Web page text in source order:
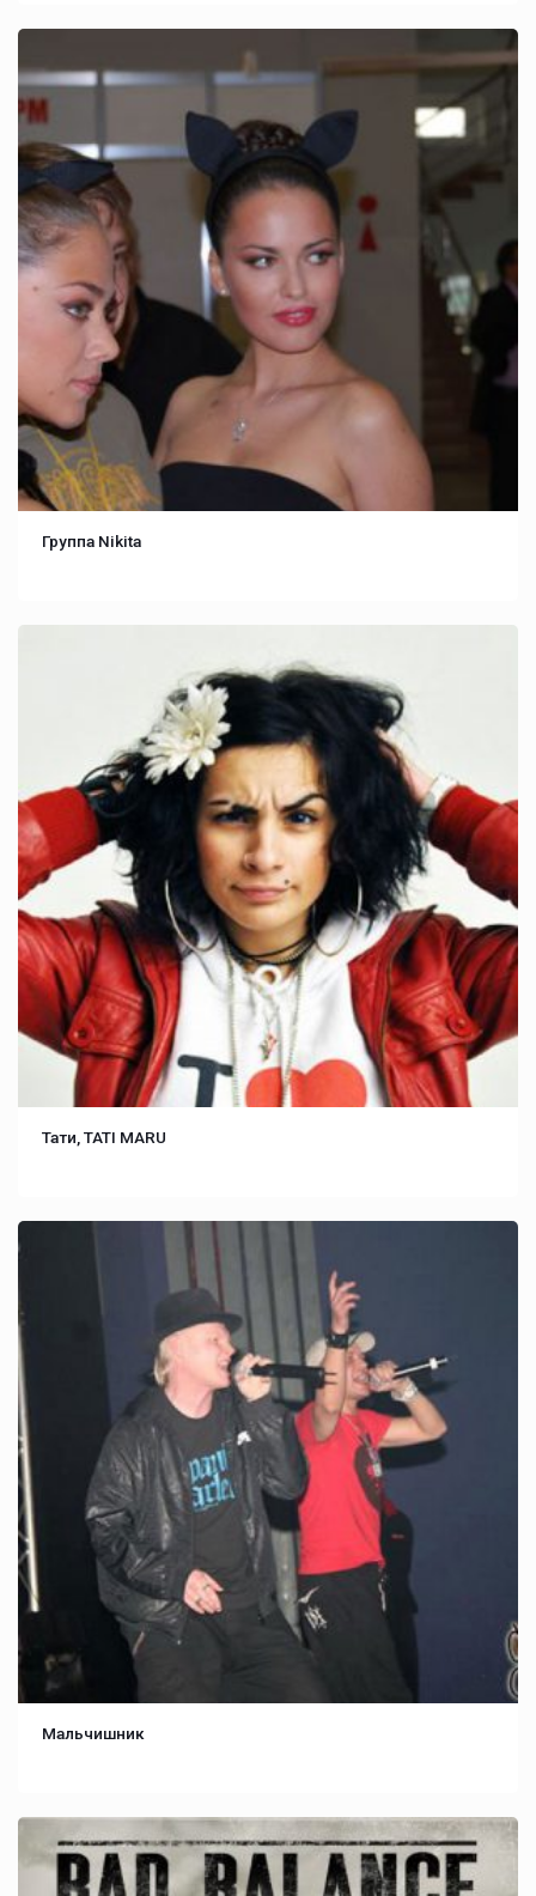
Группа Nikita
Тати, TATI MARU
Мальчишник